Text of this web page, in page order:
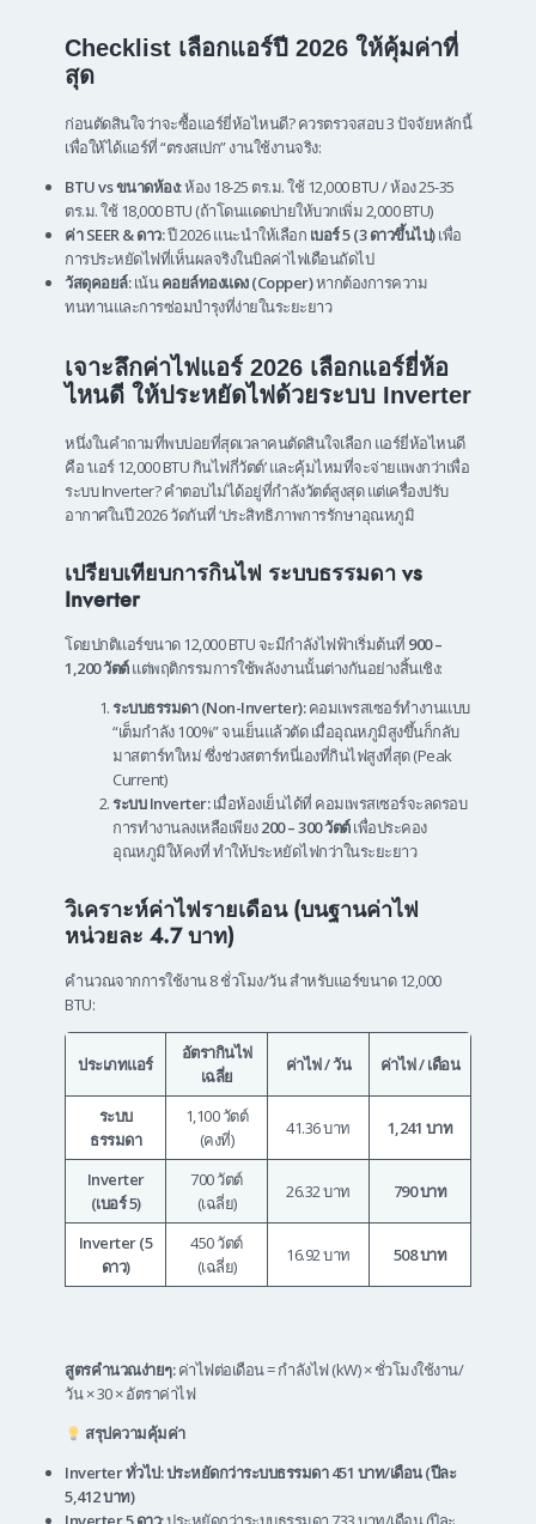
Checklist เลือกแอร์ปี 2026 ให้คุ้มค่าที่
สุด
ก่อนตัดสินใจว่าจะซื้อแอร์ยี่ห้อไหนดี? ควรตรวจสอบ 3 ปัจจัยหลักนี้
เพื่อให้ได้แอร์ที่ “ตรงสเปก” งานใช้งานจริง:
BTU vs ขนาดห้อง:ห้อง 18-25 ตร.ม. ใช้ 12,000 BTU / ห้อง 25-35
ตร.ม. ใช้ 18,000 BTU (ถ้าโดนแดดบ่ายให้บวกเพิ่ม 2,000 BTU)
ค่า SEER & ดาว:ปี 2026 แนะนำให้เลือก เบอร์ 5 (3 ดาวขึ้นไป)เพื่อ
การประหยัดไฟที่เห็นผลจริงในบิลค่าไฟเดือนถัดไป
วัสดุคอยล์:เน้นคอยล์ทองแดง (Copper)หากต้องการความ
ทนทานและการซ่อมบำรุงที่ง่ายในระยะยาว
เจาะลึกค่าไฟแอร์ 2026 เลือกแอร์ยี่ห้อ
ไหนดี ให้ประหยัดไฟด้วยระบบ Inverter
หนึ่งในคำถามที่พบบ่อยที่สุดเวลาคนตัดสินใจเลือก แอร์ยี่ห้อไหนดี
คือ ‘แอร์ 12,000 BTU กินไฟกี่วัตต์’ และคุ้มไหมที่จะจ่ายแพงกว่าเพื่อ
ระบบ Inverter? คำตอบไม่ได้อยู่ที่กำลังวัตต์สูงสุด แต่เครื่องปรับ
อากาศในปี 2026 วัดกันที่ ‘ประสิทธิภาพการรักษาอุณหภูมิ
เปรียบเทียบการกินไฟ ระบบธรรมดา vs
Inverter
โดยปกติแอร์ขนาด 12,000 BTU จะมีกำลังไฟฟ้าเริ่มต้นที่ 900 –
1,200 วัตต์แต่พฤติกรรมการใช้พลังงานนั้นต่างกันอย่างสิ้นเชิง:
ระบบธรรมดา (Non-Inverter):คอมเพรสเซอร์ทำงานแบบ
“เต็มกำลัง 100%” จนเย็นแล้วตัด เมื่ออุณหภูมิสูงขึ้นก็กลับ
มาสตาร์ทใหม่ ซึ่งช่วงสตาร์ทนี่เองที่กินไฟสูงที่สุด (Peak
Current)
ระบบ Inverter:เมื่อห้องเย็นได้ที่ คอมเพรสเซอร์จะลดรอบ
การทำงานลงเหลือเพียง200 – 300 วัตต์เพื่อประคอง
อุณหภูมิให้คงที่ ทำให้ประหยัดไฟกว่าในระยะยาว
วิเคราะห์ค่าไฟรายเดือน (บนฐานค่าไฟ
หน่วยละ 4.7 บาท)
คำนวณจากการใช้งาน 8 ชั่วโมง/วัน สำหรับแอร์ขนาด 12,000
BTU:
ประเภทแอร์
อัตรากินไฟ
เฉลี่ย
ค่าไฟ / วัน ค่าไฟ / เดือน
ระบบ
ธรรมดา
1,100 วัตต์
(คงที่)
41.36 บาท 1,241 บาท
Inverter
(เบอร์ 5)
700 วัตต์
(เฉลี่ย)
26.32 บาท 790 บาท
Inverter (5
ดาว)
450 วัตต์
(เฉลี่ย)
16.92 บาท 508 บาท
สูตรคำนวณง่ายๆ:ค่าไฟต่อเดือน = กำลังไฟ (kW) × ชั่วโมงใช้งาน/
วัน × 30 × อัตราค่าไฟ
สรุปความคุ้มค่า
Inverter ทั่วไป: ประหยัดกว่าระบบธรรมดา 451 บาท/เดือน (ปีละ
5,412 บาท)